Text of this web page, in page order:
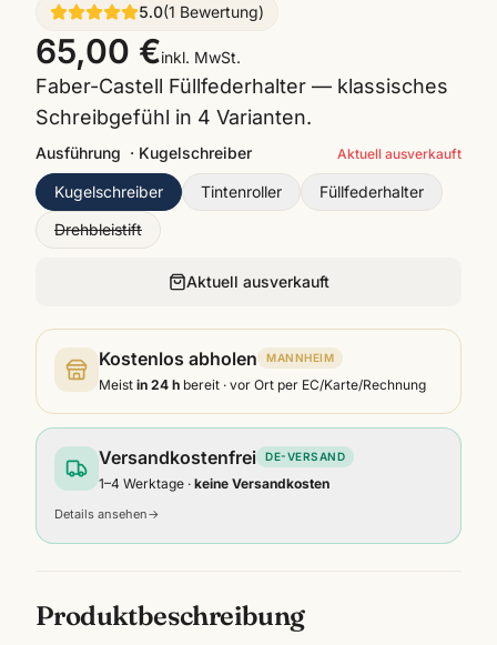
5.0(1 Bewertung)
65,00 €inkl. MwSt.
Faber-Castell Füllfederhalter — klassisches
Schreibgefühl in 4 Varianten.
Ausführung · Kugelschreiber Aktuell ausverkauft
Kugelschreiber Tintenroller
Füllfederhalter
Drehbleistift
Aktuell ausverkauft
Kostenlos abholen MANNHEIM
Meist in 24 h bereit · vor Ort per EC/Karte/Rechnung
Versandkostenfrei DE-VERSAND
1–4 Werktage · keine Versandkosten
Details ansehen→
Produktbeschreibung